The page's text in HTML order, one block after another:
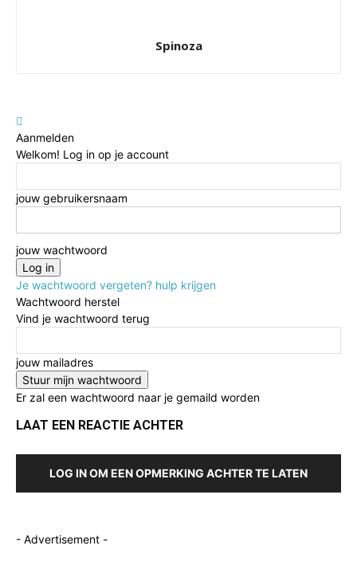
Spinoza
Aanmelden
Welkom! Log in op je account
jouw gebruikersnaam
jouw wachtwoord
Je wachtwoord vergeten? hulp krijgen
Wachtwoord herstel
Vind je wachtwoord terug
jouw mailadres
Er zal een wachtwoord naar je gemaild worden
LAAT EEN REACTIE ACHTER
LOG IN OM EEN OPMERKING ACHTER TE LATEN
- Advertisement -